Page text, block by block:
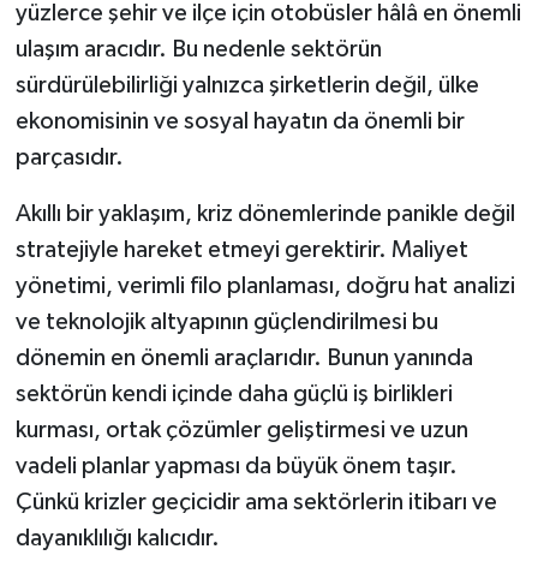
yüzlerce şehir ve ilçe için otobüsler hâlâ en önemli
ulaşım aracıdır. Bu nedenle sektörün
sürdürülebilirliği yalnızca şirketlerin değil, ülke
ekonomisinin ve sosyal hayatın da önemli bir
parçasıdır.
Akıllı bir yaklaşım, kriz dönemlerinde panikle değil
stratejiyle hareket etmeyi gerektirir. Maliyet
yönetimi, verimli filo planlaması, doğru hat analizi
ve teknolojik altyapının güçlendirilmesi bu
dönemin en önemli araçlarıdır. Bunun yanında
sektörün kendi içinde daha güçlü iş birlikleri
kurması, ortak çözümler geliştirmesi ve uzun
vadeli planlar yapması da büyük önem taşır.
Çünkü krizler geçicidir ama sektörlerin itibarı ve
dayanıklılığı kalıcıdır.